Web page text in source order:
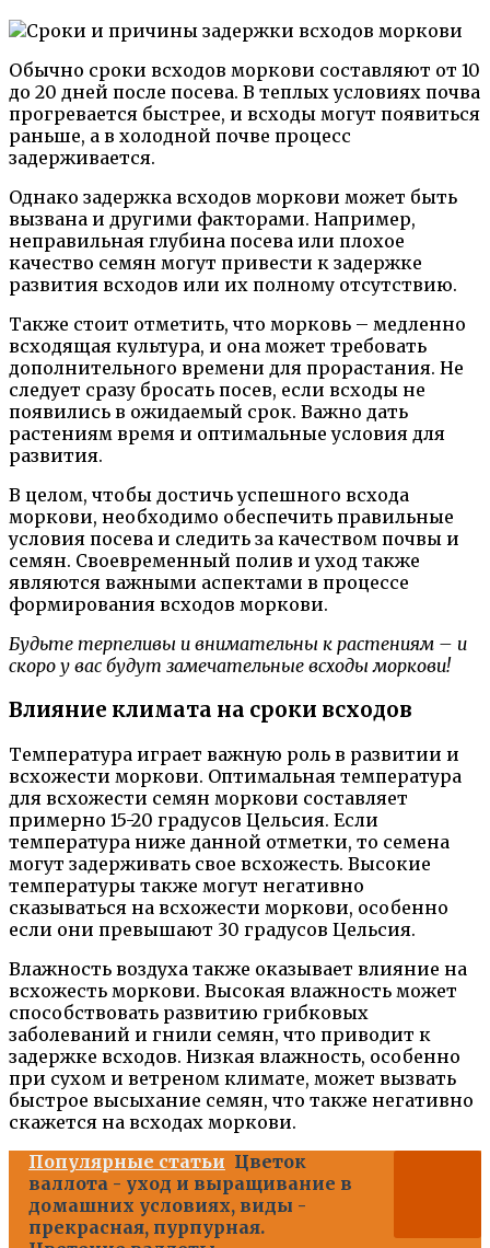
Обычно сроки всходов моркови составляют от 10
до 20 дней после посева. В теплых условиях почва
прогревается быстрее, и всходы могут появиться
раньше, а в холодной почве процесс
задерживается.
Однако задержка всходов моркови может быть
вызвана и другими факторами. Например,
неправильная глубина посева или плохое
качество семян могут привести к задержке
развития всходов или их полному отсутствию.
Также стоит отметить, что морковь – медленно
всходящая культура, и она может требовать
дополнительного времени для прорастания. Не
следует сразу бросать посев, если всходы не
появились в ожидаемый срок. Важно дать
растениям время и оптимальные условия для
развития.
В целом, чтобы достичь успешного всхода
моркови, необходимо обеспечить правильные
условия посева и следить за качеством почвы и
семян. Своевременный полив и уход также
являются важными аспектами в процессе
формирования всходов моркови.
Будьте терпеливы и внимательны к растениям – и
скоро у вас будут замечательные всходы моркови!
Влияние климата на сроки всходов
Температура играет важную роль в развитии и
всхожести моркови. Оптимальная температура
для всхожести семян моркови составляет
примерно 15-20 градусов Цельсия. Если
температура ниже данной отметки, то семена
могут задерживать свое всхожесть. Высокие
температуры также могут негативно
сказываться на всхожести моркови, особенно
если они превышают 30 градусов Цельсия.
Влажность воздуха также оказывает влияние на
всхожесть моркови. Высокая влажность может
способствовать развитию грибковых
заболеваний и гнили семян, что приводит к
задержке всходов. Низкая влажность, особенно
при сухом и ветреном климате, может вызвать
быстрое высыхание семян, что также негативно
скажется на всходах моркови.
Популярные статьи Цветок
валлота - уход и выращивание в
домашних условиях, виды -
прекрасная, пурпурная.